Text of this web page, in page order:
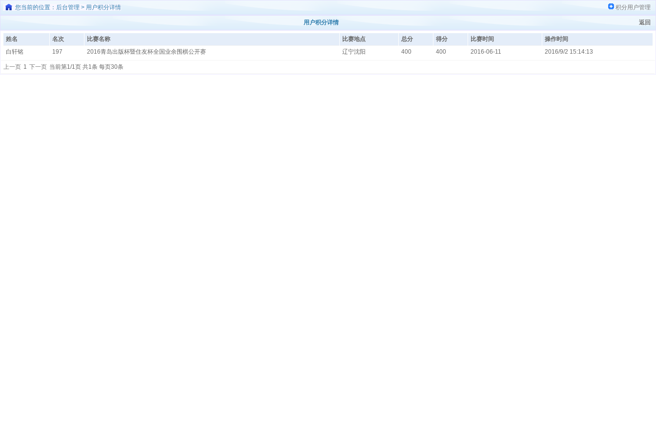
积分用户管理
您当前的位置：后台管理 > 用户积分详情
用户积分详情 返回
姓名 名次 比赛名称 比赛地点 总分 得分 比赛时间
操作时间
白轩铭
197 2016青岛出版杯暨住友杯全国业余围棋公开赛 辽宁沈阳 400 400 2016-06-11 2016/9/2 15:14:13
上一页 1 下一页 当前第1/1页 共1条 每页30条